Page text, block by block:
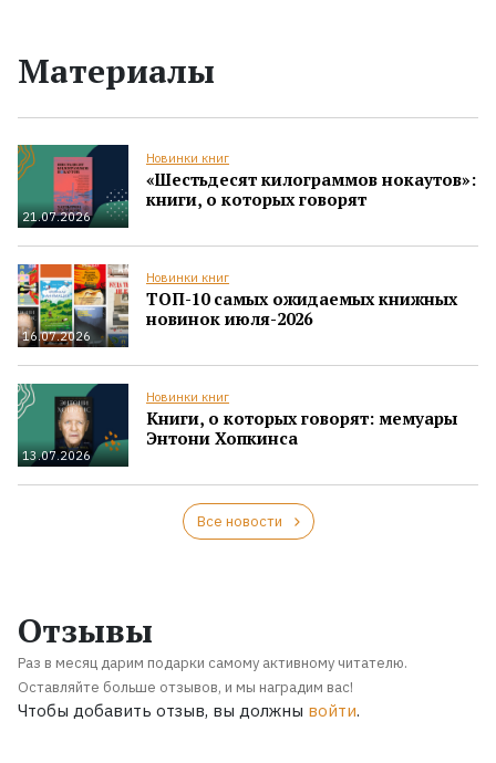
Материалы
21.07.2026
Новинки книг
«Шестьдесят килограммов нокаутов»:
книги, о которых говорят
16.07.2026
Новинки книг
ТОП-10 самых ожидаемых книжных
новинок июля-2026
13.07.2026
Новинки книг
Книги, о которых говорят: мемуары
Энтони Хопкинса
Все новости
Отзывы
Раз в месяц дарим подарки самому активному читателю.
Оставляйте больше отзывов, и мы наградим вас!
Чтобы добавить отзыв, вы должны войти.